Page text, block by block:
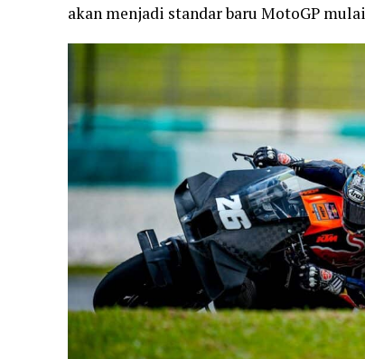
akan menjadi standar baru MotoGP mulai